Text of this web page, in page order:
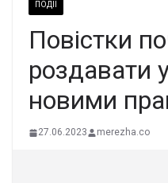
ПОДІЇ
Повістки
роздавати
новими
27.06.2023 merezha.co